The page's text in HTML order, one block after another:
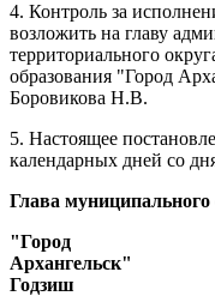
4. Контроль за
возложить на главу
территориального
образования "Город
Боровикова Н.В.
5. Настоящее
календарных дней со
Глава муниципального
"Город
Архангельск"
Годзиш